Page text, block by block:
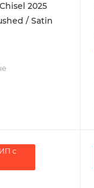
2025
/ Satin
с